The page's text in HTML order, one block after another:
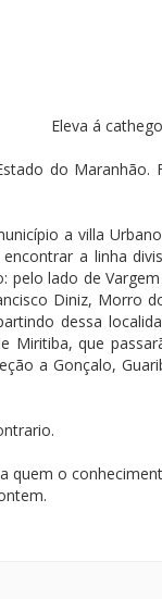
Eleva á
do
a villa
a linha
pelo lado de
Diniz, Morro
dessa
Miritiba, que
a Gonçalo,
quem o